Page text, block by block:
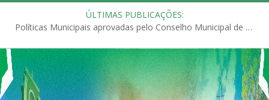
ÚLTIMAS PUBLICAÇÕES:
Políticas Municipais aprovadas pelo Conselho Municipal de Educação (CME)